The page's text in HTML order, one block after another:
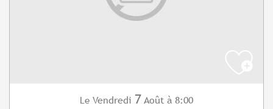
Le Vendredi 7 Août à 8:00